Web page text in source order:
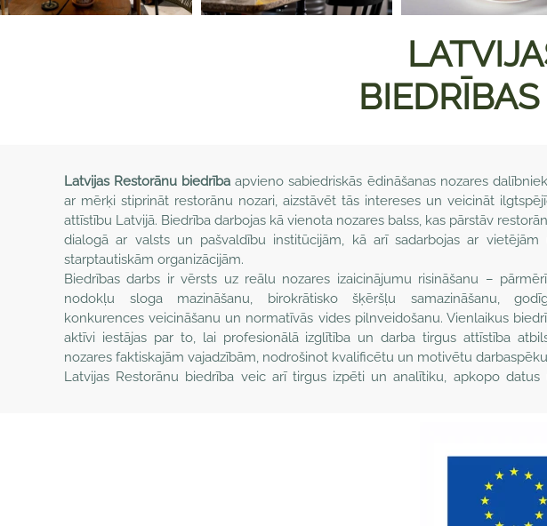
Latvijas Restorānu biedrība apvieno sabiedriskās ēdināšanas nozares
ar mērķi stiprināt restorānu nozari, aizstāvēt tās intereses un veicināt
attīstību Latvijā. Biedrība darbojas kā vienota nozares balss, kas pārstāv
dialogā ar valsts un pašvaldību institūcijām, kā arī sadarbojas ar vietējām
starptautiskām organizācijām.
Biedrības darbs ir vērsts uz reālu nozares izaicinājumu risināšanu –
nodokļu sloga mazināšanu, birokrātisko šķēršļu samazināšanu,
konkurences veicināšanu un normatīvās vides pilnveidošanu. Vienlaikus
aktīvi iestājas par to, lai profesionālā izglītība un darba tirgus attīstība
nozares faktiskajām vajadzībām, nodrošinot kvalificētu un motivētu
Latvijas Restorānu biedrība veic arī tirgus izpēti un analītiku, apkopo datus